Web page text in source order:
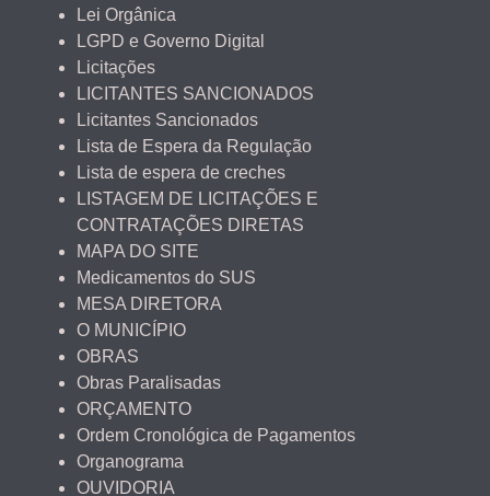
Lei Orgânica
LGPD e Governo Digital
Licitações
LICITANTES SANCIONADOS
Licitantes Sancionados
Lista de Espera da Regulação
Lista de espera de creches
LISTAGEM DE LICITAÇÕES E
CONTRATAÇÕES DIRETAS
MAPA DO SITE
Medicamentos do SUS
MESA DIRETORA
O MUNICÍPIO
OBRAS
Obras Paralisadas
ORÇAMENTO
Ordem Cronológica de Pagamentos
Organograma
OUVIDORIA